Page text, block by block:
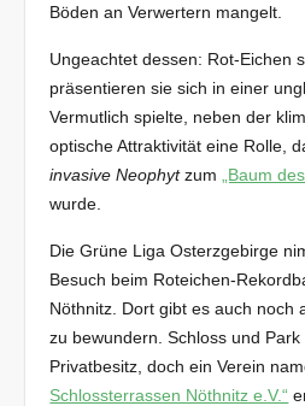
Böden an Verwertern mangelt.
Ungeachtet dessen: Rot-Eichen
präsentieren sie sich in einer
Vermutlich spielte, neben der
optische Attraktivität eine Rolle,
invasive Neophytzum „Baum
wurde.
Die Grüne Liga Osterzgebirge
Besuch beim Roteichen-
Nöthnitz. Dort gibt es auch noch
zu bewundern. Schloss und
Privatbesitz, doch ein Verein
Schlossterrassen Nöthnitz e.V.“